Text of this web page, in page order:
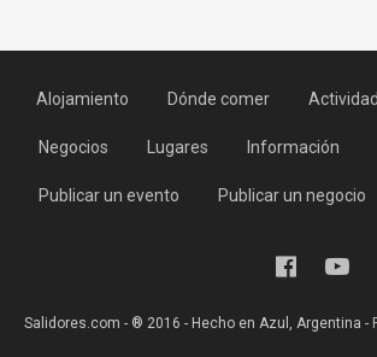
Alojamiento Dónde comer
Negocios Lugares Información
Publicar un evento Publicar un negocio
Salidores.com - ® 2016 - Hecho en Azul, Argentina -